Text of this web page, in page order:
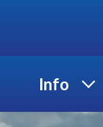
Info